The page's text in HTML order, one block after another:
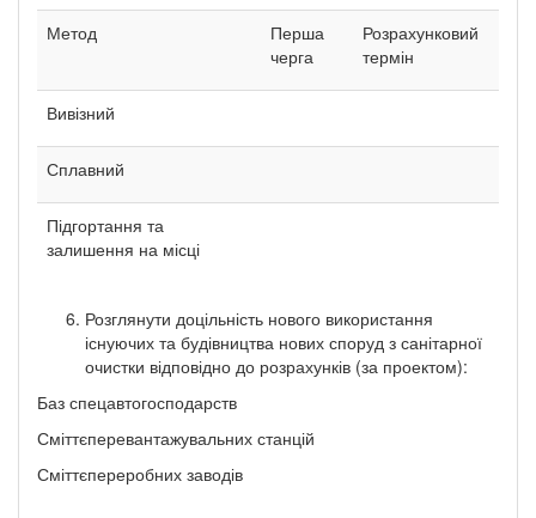
Метод
Перша
черга
Розрахунковий
термін
Вивізний
Сплавний
Підгортання та
залишення на місці
Розглянути доцільність нового використання
існуючих та будівництва нових споруд з санітарної
очистки відповідно до розрахунків (за проектом):
Баз спецавтогосподарств
Сміттєперевантажувальних станцій
Сміттєпереробних заводів